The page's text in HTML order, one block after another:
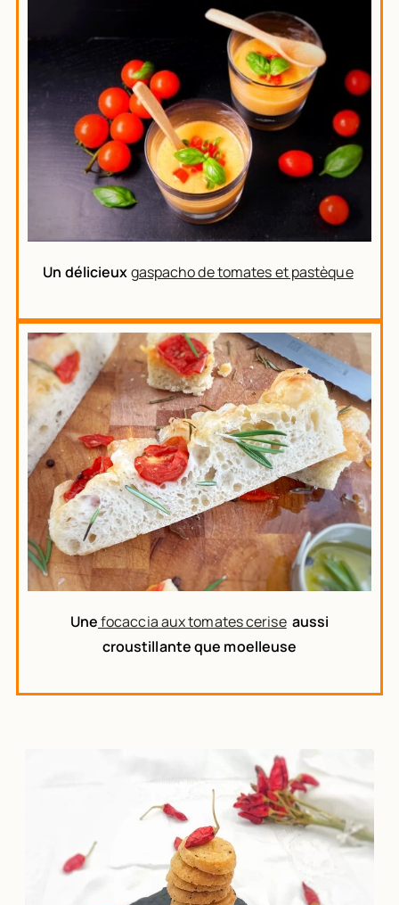
Un délicieuxgaspacho de tomates et pastèque
Unefocaccia aux tomates ceriseaussi
croustillante que moelleuse